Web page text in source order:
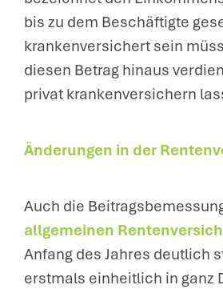
bis zu dem Beschäftigte
krankenversichert sein
diesen Betrag hinaus
privat krankenversichern
Änderungen in der
Auch die
allgemeinen
Anfang des Jahres deutlich
erstmals einheitlich in ganz